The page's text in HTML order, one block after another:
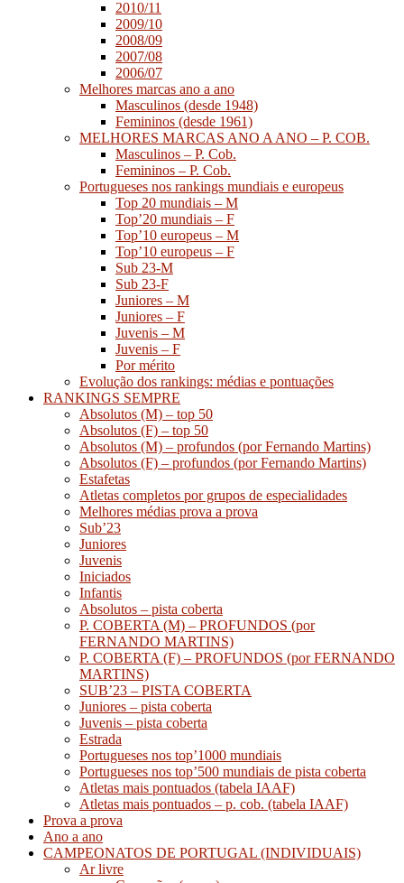
2010/11
2009/10
2008/09
2007/08
2006/07
Melhores marcas ano a ano
Masculinos (desde 1948)
Femininos (desde 1961)
MELHORES MARCAS ANO A ANO – P. COB.
Masculinos – P. Cob.
Femininos – P. Cob.
Portugueses nos rankings mundiais e europeus
Top 20 mundiais – M
Top’20 mundiais – F
Top’10 europeus – M
Top’10 europeus – F
Sub 23-M
Sub 23-F
Juniores – M
Juniores – F
Juvenis – M
Juvenis – F
Por mérito
Evolução dos rankings: médias e pontuações
RANKINGS SEMPRE
Absolutos (M) – top 50
Absolutos (F) – top 50
Absolutos (M) – profundos (por Fernando Martins)
Absolutos (F) – profundos (por Fernando Martins)
Estafetas
Atletas completos por grupos de especialidades
Melhores médias prova a prova
Sub’23
Juniores
Juvenis
Iniciados
Infantis
Absolutos – pista coberta
P. COBERTA (M) – PROFUNDOS (por
FERNANDO MARTINS)
P. COBERTA (F) – PROFUNDOS (por FERNANDO
MARTINS)
SUB’23 – PISTA COBERTA
Juniores – pista coberta
Juvenis – pista coberta
Estrada
Portugueses nos top’1000 mundiais
Portugueses nos top’500 mundiais de pista coberta
Atletas mais pontuados (tabela IAAF)
Atletas mais pontuados – p. cob. (tabela IAAF)
Prova a prova
Ano a ano
CAMPEONATOS DE PORTUGAL (INDIVIDUAIS)
Ar livre